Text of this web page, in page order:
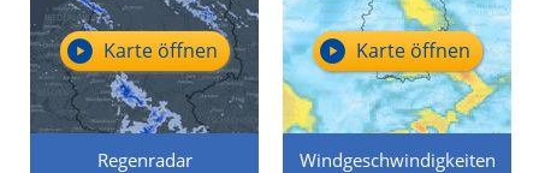
Regenradar
Karte öffnen
Windgeschwindigkeiten
Karte öffnen